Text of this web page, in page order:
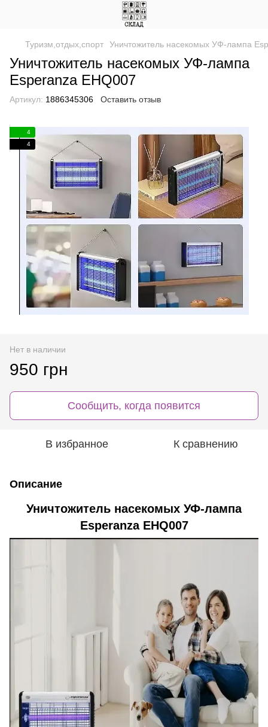
Туризм,отдых,спорт Уничтожитель насекомых УФ-лампа
Уничтожитель насекомых УФ-лампа
Esperanza EHQ007
Артикул: 1886345306 Оставить отзыв
4
4
Нет в наличии
950 грн
Сообщить, когда появится
В избранное К сравнению
Описание
Уничтожитель насекомых УФ-лампа
Esperanza EHQ007